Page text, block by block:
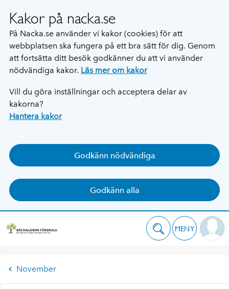
Kakor på nacka.se
På Nacka.se använder vi kakor (cookies) för att
webbplatsen ska fungera på ett bra sätt för dig. Genom
att fortsätta ditt besök godkänner du att vi använder
nödvändiga kakor. Läs mer om kakor
Vill du göra inställningar och acceptera delar av
kakorna?
Hantera kakor
Godkänn nödvändiga
Godkänn alla
MENY
November